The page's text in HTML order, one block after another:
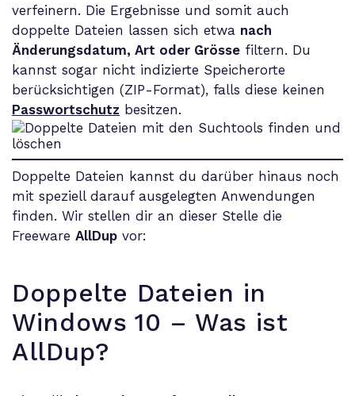
verfeinern. Die Ergebnisse und somit auch
doppelte Dateien lassen sich etwa nach
Änderungsdatum, Art oder Grösse filtern. Du
kannst sogar nicht indizierte Speicherorte
berücksichtigen (ZIP-Format), falls diese keinen
Passwortschutz besitzen.
Doppelte Dateien kannst du darüber hinaus noch
mit speziell darauf ausgelegten Anwendungen
finden. Wir stellen dir an dieser Stelle die
Freeware AllDup vor:
Doppelte Dateien in
Windows 10 – Was ist
AllDup?